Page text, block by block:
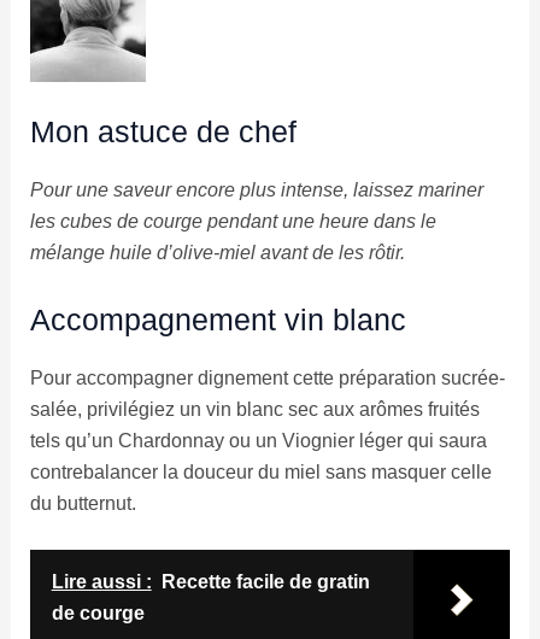
Mon astuce de chef
Pour une saveur encore plus intense, laissez mariner
les cubes de courge pendant une heure dans le
mélange huile d’olive-miel avant de les rôtir.
Accompagnement vin blanc
Pour accompagner dignement cette préparation sucrée-
salée, privilégiez un vin blanc sec aux arômes fruités
tels qu’un Chardonnay ou un Viognier léger qui saura
contrebalancer la douceur du miel sans masquer celle
du butternut.
Lire aussi :
Recette facile de gratin
de courge